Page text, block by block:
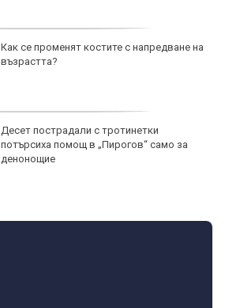
Как се променят костите с напредване на
възрастта?
Десет пострадали с тротинетки
потърсиха помощ в „Пирогов“ само за
денонощие